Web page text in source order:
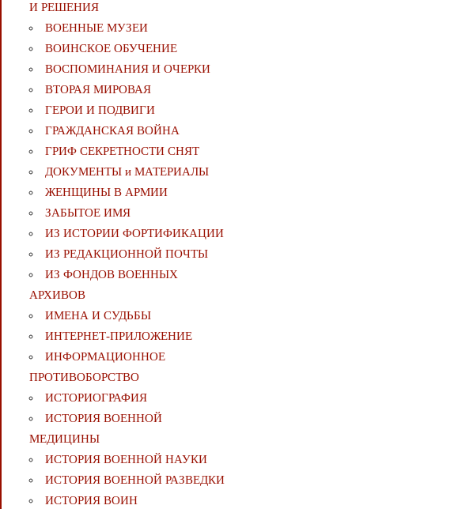
И РЕШЕНИЯ
ВОЕННЫЕ МУЗЕИ
ВОИНСКОЕ ОБУЧЕНИЕ
ВОСПОМИНАНИЯ И ОЧЕРКИ
ВТОРАЯ МИРОВАЯ
ГЕРОИ И ПОДВИГИ
ГРАЖДАНСКАЯ ВОЙНА
ГРИФ СЕКРЕТНОСТИ СНЯТ
ДОКУМЕНТЫ и МАТЕРИАЛЫ
ЖЕНЩИНЫ В АРМИИ
ЗАБЫТОЕ ИМЯ
ИЗ ИСТОРИИ ФОРТИФИКАЦИИ
ИЗ РЕДАКЦИОННОЙ ПОЧТЫ
ИЗ ФОНДОВ ВОЕННЫХ
АРХИВОВ
ИМЕНА И СУДЬБЫ
ИНТЕРНЕТ-ПРИЛОЖЕНИЕ
ИНФОРМАЦИОННОЕ
ПРОТИВОБОРСТВО
ИСТОРИОГРАФИЯ
ИСТОРИЯ ВОЕННОЙ
МЕДИЦИНЫ
ИСТОРИЯ ВОЕННОЙ НАУКИ
ИСТОРИЯ ВОЕННОЙ РАЗВЕДКИ
ИСТОРИЯ ВОИН